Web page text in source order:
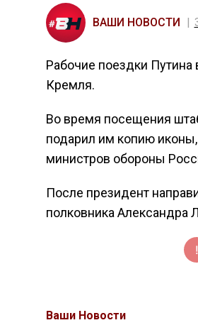
ВАШИ НОВОСТИ
Рабочие поездки Путина
Кремля.
Во время посещения
подарил им копию
министров обороны
После президент
полковника Александра
Ваши Новости